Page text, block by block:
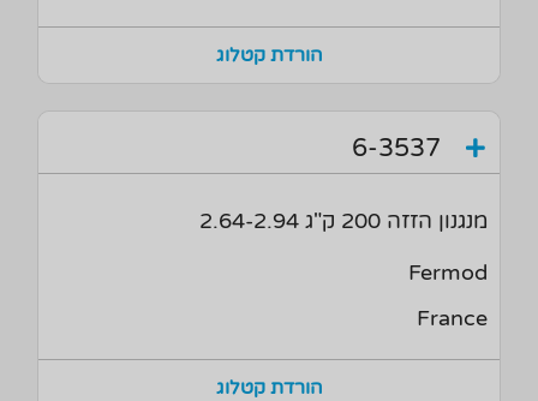
הורדת קטלוג
6-3537
מנגנון הזזה 200 ק"ג 2.64-2.94
Fermod
France
הורדת קטלוג